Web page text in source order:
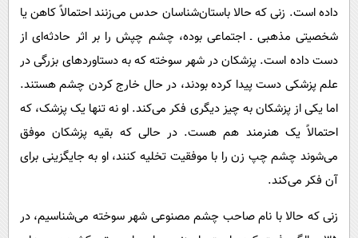
داده است. زنی که حالا باستان‌شناسان حدس می‌زنند احتمالاً کاهن یا
شخصیتی مذهبی ـ اجتماعی بوده، چشم چپش را بر اثر حادثه‌ای از
دست داده است. پزشکان در شهر سوخته که به دستاوردهای بزرگی در
علم پزشکی دست پیدا کرده بودند، در حال خارج کردن چشم هستند.
اما یکی از پزشکان به چیز دیگری فکر می‌کند. او نه تنها یک پزشک، که
احتمالاً یک هنرمند هم هست. در حالی که بقیه پزشکان موفق
می‌شوند چشم چپ زن را با موفقیت تخلیه کنند، او به جایگزینی برای
آن فکر می‌کند.
زنی که حالا با نام صاحب چشم مصنوعی شهر سوخته می‌شناسیم، در